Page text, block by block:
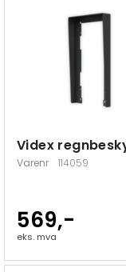
Varenr 114059
569,-
eks. mva